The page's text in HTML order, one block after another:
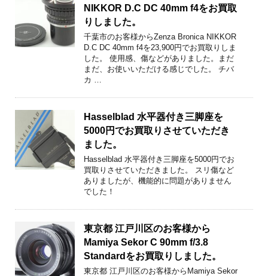
NIKKOR D.C DC 40mm f4をお買取
りしました。
千葉市のお客様からZenza Bronica NIKKOR
D.C DC 40mm f4を23,900円でお買取りしま
した。 使用感、傷などがありました。まだ
まだ、お使いいただける感じでした。 チバ
カ …
Hasselblad 水平器付き三脚座を
5000円でお買取りさせていただき
ました。
Hasselblad 水平器付き三脚座を5000円でお
買取りさせていただきました。 スリ傷など
ありましたが、機能的に問題がありません
でした！
東京都 江戸川区のお客様から
Mamiya Sekor C 90mm f/3.8
Standardをお買取りしました。
東京都 江戸川区のお客様からMamiya Sekor